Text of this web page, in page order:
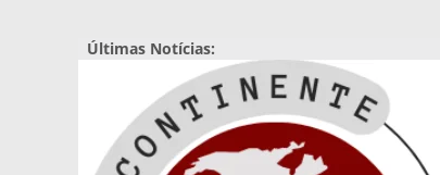
para
conteúdo
Últimas Notícias: